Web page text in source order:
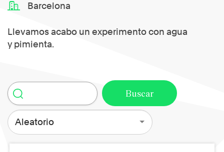
Barcelona
Llevamos acabo un experimento con agua
y pimienta.
Aleatorio